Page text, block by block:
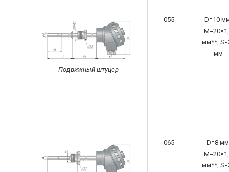
Подвижный штуцер
055
D=10
мм**,
мм
065
D=8
мм**,